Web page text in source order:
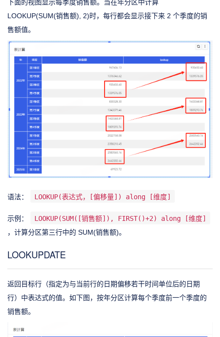
下面的视图显示每季度销售额。当在年分区中计算
LOOKUP(SUM(销售额), 2)时，每行都会显示接下来 2 个季度的销
售额值。
语法： LOOKUP(表达式，[偏移量]) along [维度]
示例：
LOOKUP(SUM([销售额]), FIRST()+2) along [维度]
，计算分区第三行中的 SUM(销售额)。
LOOKUPDATE
返回目标行（指定为与当前行的日期偏移若干时间单位后的日期
行）中表达式的值。如下图，按年分区计算每个季度前一个季度的
销售额。